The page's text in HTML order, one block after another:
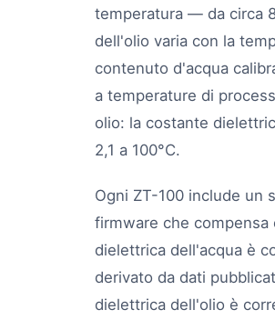
temperatura — da circa
dell'olio varia con la
contenuto d'acqua
a temperature di
olio: la costante
2,1 a 100°C.
Ogni ZT-100 include un
firmware che
dielettrica dell'acqua è
derivato da dati
dielettrica dell'olio è